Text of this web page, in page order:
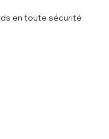
en toute sécurité